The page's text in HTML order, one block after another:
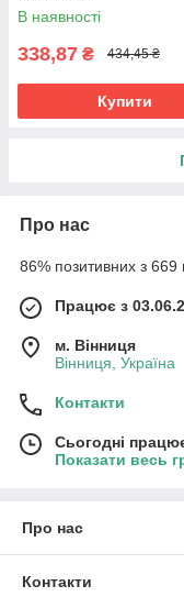
В наявності
338,87 ₴ 434,45 ₴
Купити
Про нас
86% позитивних з 669
Працює з
м. Вінниця
Вінниця, Україна
Контакти
Сьогодні
Показати весь
Про нас
Контакти